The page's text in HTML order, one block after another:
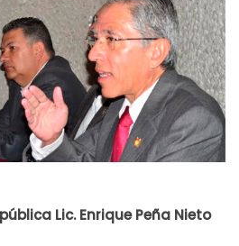
Lic. Enrique Peña Nieto